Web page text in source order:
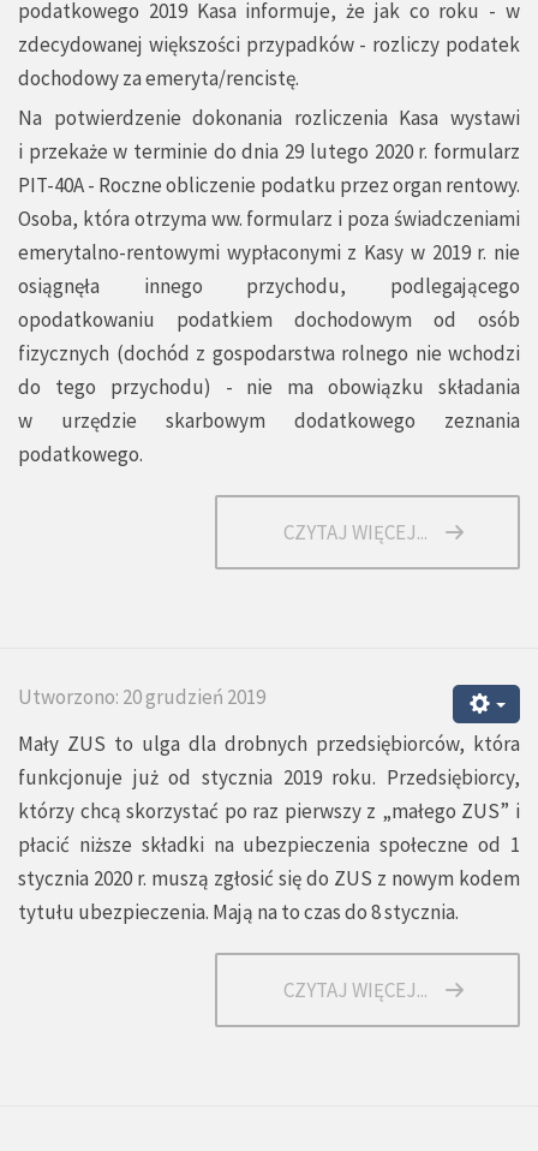
podatkowego 2019 Kasa informuje, że jak co roku - w
zdecydowanej większości przypadków - rozliczy podatek
dochodowy za emeryta/rencistę.
Na potwierdzenie dokonania rozliczenia Kasa wystawi
i przekaże w terminie do dnia 29 lutego 2020 r. formularz
PIT-40A - Roczne obliczenie podatku przez organ rentowy.
Osoba, która otrzyma ww. formularz i poza świadczeniami
emerytalno-rentowymi wypłaconymi z Kasy w 2019 r. nie
osiągnęła innego przychodu, podlegającego
opodatkowaniu podatkiem dochodowym od osób
fizycznych (dochód z gospodarstwa rolnego nie wchodzi
do tego przychodu) - nie ma obowiązku składania
w urzędzie skarbowym dodatkowego zeznania
podatkowego.
CZYTAJ WIĘCEJ...
Utworzono: 20 grudzień 2019
Mały ZUS to ulga dla drobnych przedsiębiorców, która
funkcjonuje już od stycznia 2019 roku. Przedsiębiorcy,
którzy chcą skorzystać po raz pierwszy z „małego ZUS” i
płacić niższe składki na ubezpieczenia społeczne od 1
stycznia 2020 r. muszą zgłosić się do ZUS z nowym kodem
tytułu ubezpieczenia. Mają na to czas do 8 stycznia.
CZYTAJ WIĘCEJ...